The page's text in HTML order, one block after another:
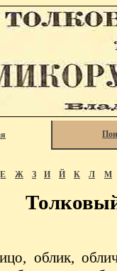
Е Ж З И Й К Л М
облик,